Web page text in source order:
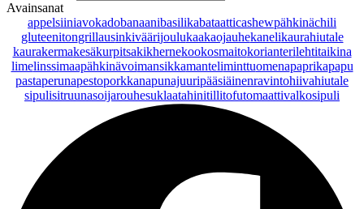
Avainsanat
appelsiiniavokadobanaanibasilikabataatticashewpähkinächili
gluteenitongrillausinkiväärijoulukaakaojauhekanelikaurahiutale
kaurakermakesäkurpitsakikhernekookosmaitokorianterilehtitaikina
limelinssimaapähkinävoimansikkamanteliminttuomenapaprikapapu
pastaperunapestoporkkanapunajuuripääsiäinenravintohiivahiutale
sipulisitruunasoijarouhesuklaatahinitillitofutomaattivalkosipuli